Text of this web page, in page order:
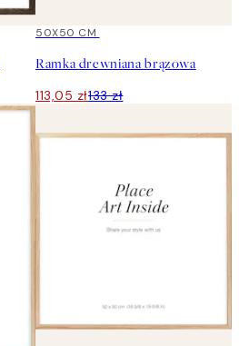
15%*
50X50 CM
Ramka drewniana brązowa
113,05 zł133 zł